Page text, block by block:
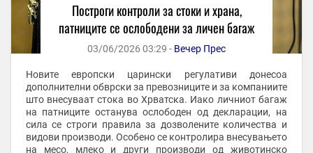
Построги контроли за стоки и храна,
патниците се ослободени за личен багаж
03/06/2026 03:29 - Вечер Прес
Новите европски царински регулативи донесоа
дополнителни обврски за превозниците и за компаниите
што внесуваат стока во Хрватска. Иако личниот багаж
на патниците останува ослободен од декларации, на
сила се строги правила за дозволените количества и
видови производи. Особено се контролира внесувањето
на месо, млеко и други производи од животинско